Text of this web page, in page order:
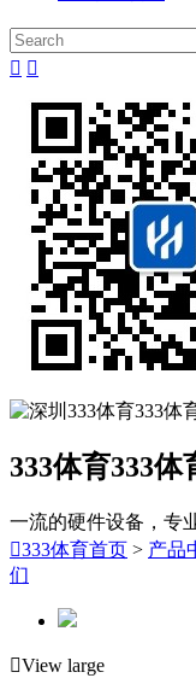
 
333体育333
一流的硬件设备，专
333体育首页 > 产品
们
View large